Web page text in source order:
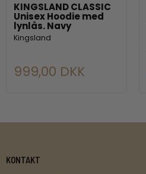
KINGSLAND CLASSIC
Unisex Hoodie med
lynlås. Navy
Kingsland
999,00 DKK
KONTAKT